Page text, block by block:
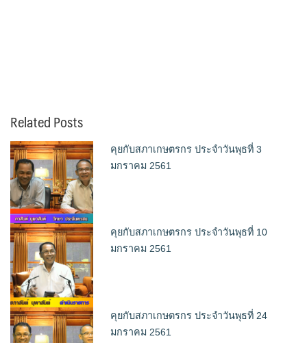
Related Posts
คุยกับสภาเกษตรกร ประจำวันพุธที่ 3
มกราคม 2561
คุยกับสภาเกษตรกร ประจำวันพุธที่ 10
มกราคม 2561
คุยกับสภาเกษตรกร ประจำวันพุธที่ 24
มกราคม 2561